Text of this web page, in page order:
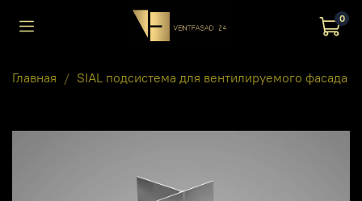
0
Главная SIAL подсистема для вентилируемого фасада